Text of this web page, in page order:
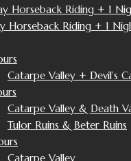
Horseback Riding + 1
Horseback Riding + 1
Catarpe Valley + Devil’s
Catarpe Valley & Death
Tulor Ruins & Beter Ruins
Catarpe Valley